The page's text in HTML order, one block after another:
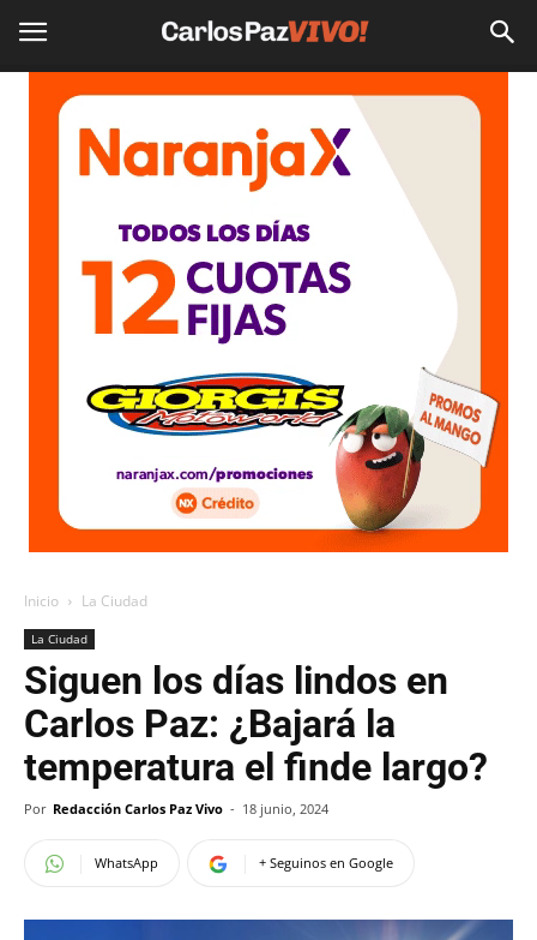
Inicio La Ciudad
La Ciudad
Siguen los días lindos en
Carlos Paz: ¿Bajará la
temperatura el finde largo?
Por Redacción Carlos Paz Vivo - 18 junio, 2024
WhatsApp + Seguinos en Google